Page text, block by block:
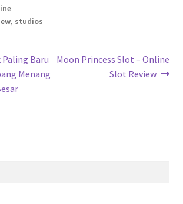
, studios
Paling Baru
Menang
Next
Moon Princess Slot – Online
Slot Review